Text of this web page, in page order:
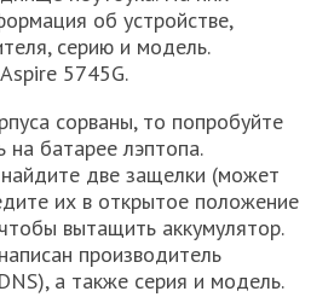
об устройстве,
серию и модель.
5745G.
сорваны, то попробуйте
батарее лэптопа.
две защелки (может
их в открытое положение
вытащить аккумулятор.
производитель
а также серия и модель.